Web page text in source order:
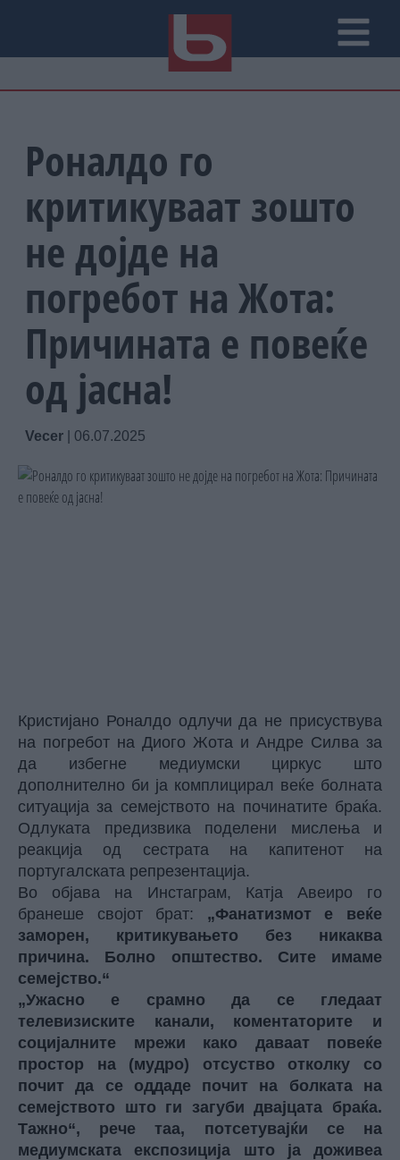
Роналдо го
критикуваат зошто
не дојде на
погребот на Жота:
Причината е повеќе
од јасна!
Vecer 06.07.2025
Кристијано Роналдо одлучи да не присуствува
на погребот на Диого Жота и Андре Силва за
да избегне медиумски циркус што
дополнително би ја комплицирал веќе болната
ситуација за семејството на починатите браќа.
Одлуката предизвика поделени мислења и
реакција од сестрата на капитенот на
португалската репрезентација.
Во објава на Инстаграм, Катја Авеиро го
бранеше својот брат:
„Фанатизмот е веќе
заморен, критикувањето без никаква
причина. Болно општество. Сите имаме
семејство.“
„Ужасно е срамно да се гледаат
телевизиските канали, коментаторите и
социјалните мрежи како даваат повеќе
простор на (мудро) отсуство отколку со
почит да се оддаде почит на болката на
семејството што ги загуби двајцата браќа.
Тажно“, рече таа, потсетувајќи се на
медиумската експозиција што ја доживеа